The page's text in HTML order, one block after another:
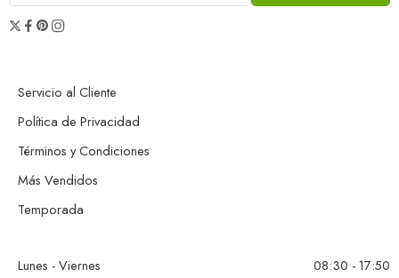
Servicio al Cliente
Política de Privacidad
Términos y Condiciones
Más Vendidos
Temporada
Lunes - Viernes 08:30 - 17:50